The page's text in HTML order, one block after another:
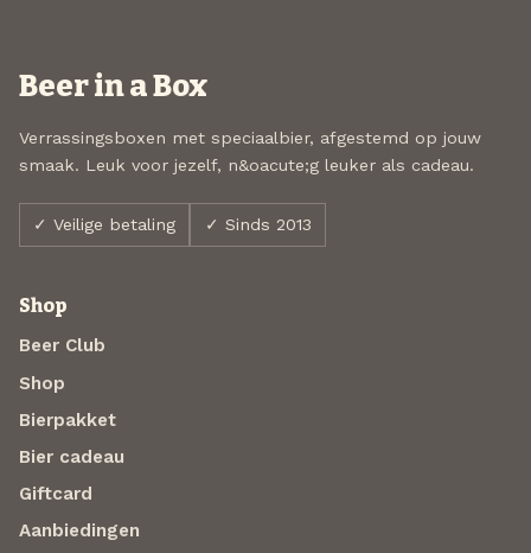
Beer in a Box
Verrassingsboxen met speciaalbier, afgestemd op jouw
smaak. Leuk voor jezelf, n&oacute;g leuker als cadeau.
✓ Veilige betaling ✓ Sinds 2013
Shop
Beer Club
Shop
Bierpakket
Bier cadeau
Giftcard
Aanbiedingen